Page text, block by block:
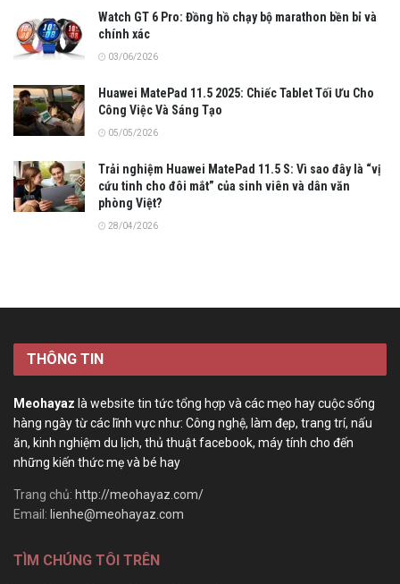
Watch GT 6 Pro: Đồng hồ chạy bộ marathon bền bỉ và
chính xác
03/06/2026
Huawei MatePad 11.5 2025: Chiếc Tablet Tối Ưu Cho
Công Việc Và Sáng Tạo
05/05/2026
Trải nghiệm Huawei MatePad 11.5 S: Vì sao đây là “vị
cứu tinh cho đôi mắt” của sinh viên và dân văn
phòng Việt?
28/04/2026
THÔNG TIN
Meohayaz là website tin tức tổng hợp và các mẹo hay cuộc sống
hàng ngày từ các lĩnh vực như: Công nghệ, làm đẹp, trang trí, nấu
ăn, kinh nghiệm du lịch, thủ thuật facebook, máy tính cho đến
những kiến thức mẹ và bé hay
Trang chủ: http://meohayaz.com/
Email: lienhe@meohayaz.com
TÌM CHÚNG TÔI TRÊN